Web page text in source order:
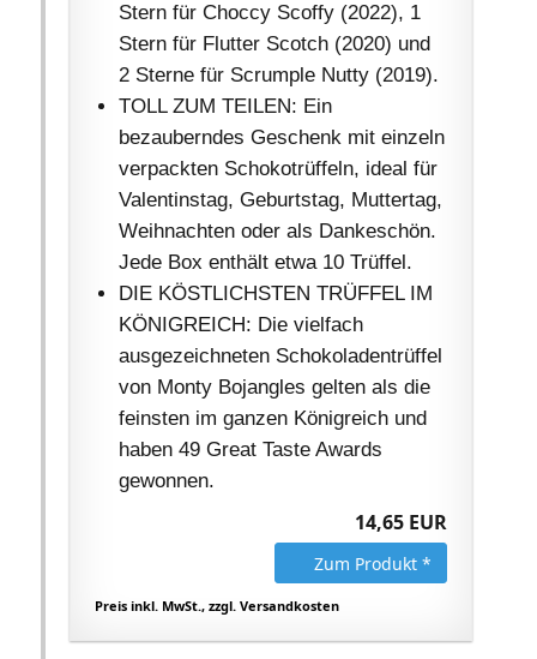
Stern für Choccy Scoffy (2022), 1
Stern für Flutter Scotch (2020) und
2 Sterne für Scrumple Nutty (2019).
TOLL ZUM TEILEN: Ein
bezauberndes Geschenk mit einzeln
verpackten Schokotrüffeln, ideal für
Valentinstag, Geburtstag, Muttertag,
Weihnachten oder als Dankeschön.
Jede Box enthält etwa 10 Trüffel.
DIE KÖSTLICHSTEN TRÜFFEL IM
KÖNIGREICH: Die vielfach
ausgezeichneten Schokoladentrüffel
von Monty Bojangles gelten als die
feinsten im ganzen Königreich und
haben 49 Great Taste Awards
gewonnen.
14,65 EUR
Zum Produkt *
Preis inkl. MwSt., zzgl. Versandkosten